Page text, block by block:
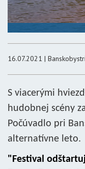
16.07.2021 |
S viacerými
hudobnej scény
Počúvadlo pri
alternatívne leto.
"Festival